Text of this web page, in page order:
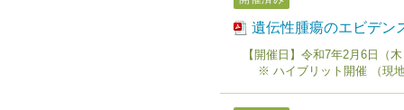
遺伝性腫瘍のエビデン
【開催日】令和7年2月6日（
※ ハイブリット開催 （現地